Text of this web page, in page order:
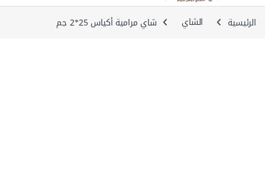
الرئيسية الشاي شاي مرامية أكياس 25*2 جم